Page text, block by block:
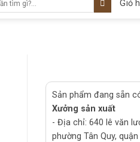
Giỏ
Sản phẩm đang sẵn
Xưởng sản xuất
- Địa chỉ: 640 lê văn
phường Tân Quy, quận